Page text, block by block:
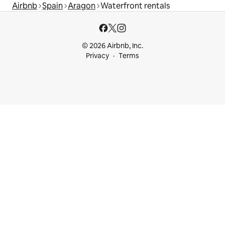
Airbnb Spain Aragon Waterfront rentals
© 2026 Airbnb, Inc.
Privacy
Terms